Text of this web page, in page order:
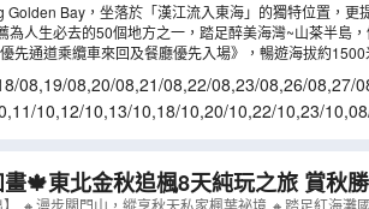
Golden Bay，坐落於「漢江流入東海」的獨特位置，更
為人生必去的50個地方之一，踏足醉美海灣~山茶半島
先通道乘纜車來回及餐廳優先入場》，暢遊海拔約
熱點「黃金巨手托橋」。
08,19/08,20/08,21/08,22/08,23/08,26/08,27/
05/09
,11/10,12/10,13/10,18/10,20/10,22/10,23/10,
畫🍁東北金秋追楓8天純玩之旅 賞秋
🔸漫步關門山，縱享秋天私家楓葉祕境 🔸踏足紅海灘